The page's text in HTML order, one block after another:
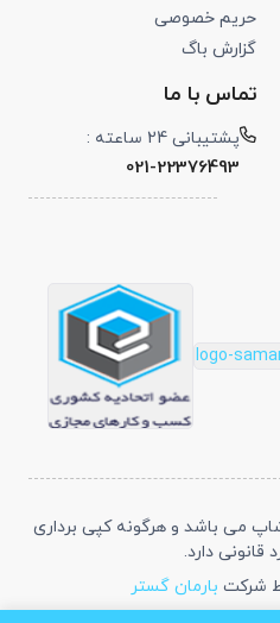
حریم خصوصی
گزارش باگ
تماس با ما
پشتیبانی 24 ساعته :
021-22376493
می باشد و هرگونه کپی برداری
قانونی دارد.
شرکت بارمان گستر